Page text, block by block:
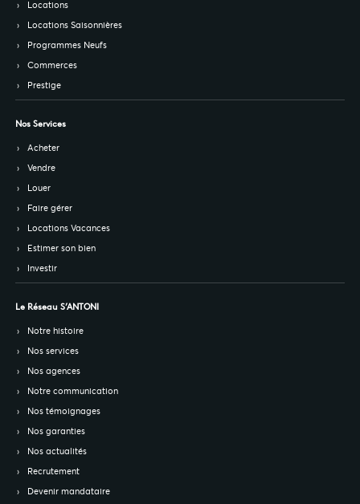
Locations
Locations Saisonnières
Programmes Neufs
Commerces
Prestige
Nos Services
Acheter
Vendre
Louer
Faire gérer
Locations Vacances
Estimer son bien
Investir
Le Réseau S’ANTONI
Notre histoire
Nos services
Nos agences
Notre communication
Nos témoignages
Nos garanties
Nos actualités
Recrutement
Devenir mandataire